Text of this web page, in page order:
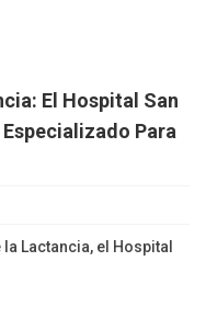
El Hospital San
Para
Lactancia, el Hospital